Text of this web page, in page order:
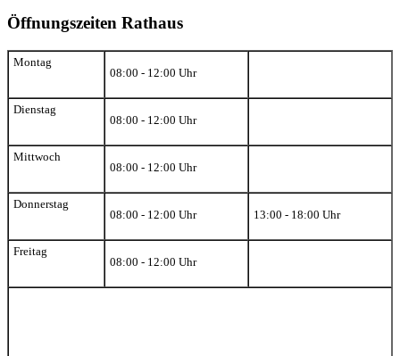
Öffnungszeiten Rathaus
Montag
08:00 - 12:00 Uhr
Dienstag
08:00 - 12:00 Uhr
Mittwoch
08:00 - 12:00 Uhr
Donnerstag
08:00 - 12:00 Uhr
13:00 - 18:00 Uhr
Freitag
08:00 - 12:00 Uhr